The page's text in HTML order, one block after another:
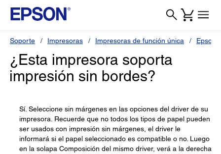
Soporte Impresoras Impresoras de función única Epson
¿Esta impresora soporta
impresión sin bordes?
Sí. Seleccione sin márgenes en las opciones del driver de su
impresora. Recuerde que no todos los tipos de papel pueden
ser usados con impresión sin márgenes, el driver le
informará si el papel seleccionado es compatible o no. Luego
en la solapa Composición del mismo driver, verá a la derecha